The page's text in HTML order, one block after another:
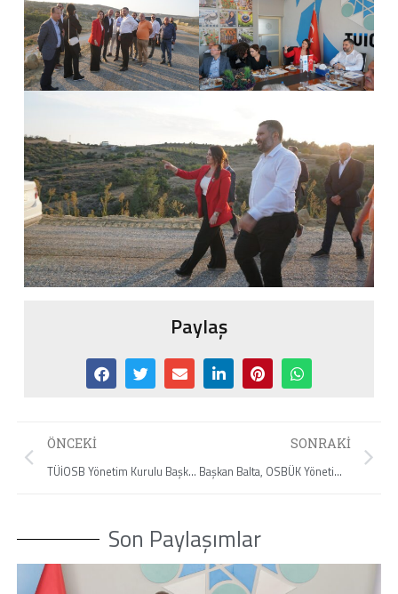
Paylaş
ÖNCEKI
TÜİOSB Yönetim Kurulu Başkanı Gül Akyürek Balta TEKNOFEST’i Ziyaret Etti
SONRAKI
Başkan Balta, OSBÜK Yönetim Kurulu Toplantısına Katıldı
Son Paylaşımlar